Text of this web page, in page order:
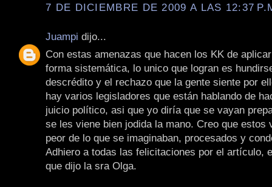
7 DE DICIEMBRE DE 2009 A LAS 12:37
Juampi dijo...
Con estas amenazas que hacen los KK de
forma sistemática, lo unico que logran es
descrédito y el rechazo que la gente siente por
hay varios legisladores que están hablando de
juicio político, asi que yo diría que se vayan
se les viene bien jodida la mano. Creo que estos
peor de lo que se imaginaban, procesados y
Adhiero a todas las felicitaciones por el artículo,
que dijo la sra Olga.